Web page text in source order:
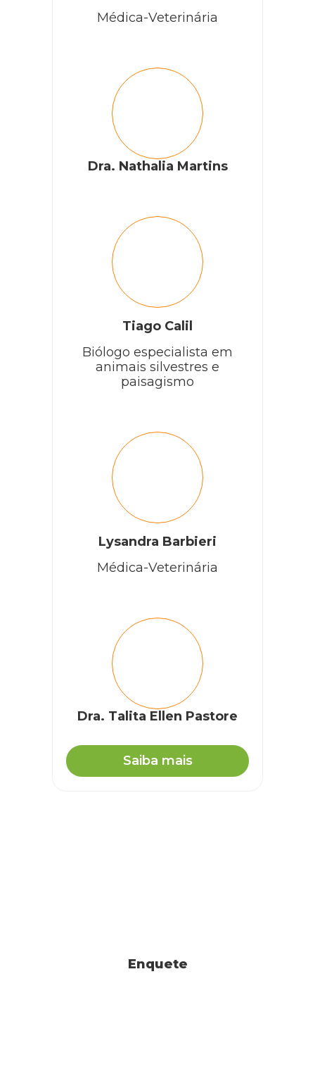
Médica-Veterinária
Dra. Nathalia Martins
Tiago Calil
Biólogo especialista em
animais silvestres e
paisagismo
Lysandra Barbieri
Médica-Veterinária
Dra. Talita Ellen Pastore
Saiba mais
Enquete